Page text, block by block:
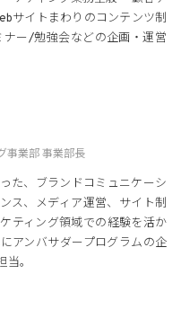
サイトまわりのコンテンツ制
ー/勉強会などの企画・運営
事業部 事業部長
た、ブランドコミュニケーシ
ス、メディア運営、サイト制
ティング領域での経験を活か
アンバサダープログラムの企
。